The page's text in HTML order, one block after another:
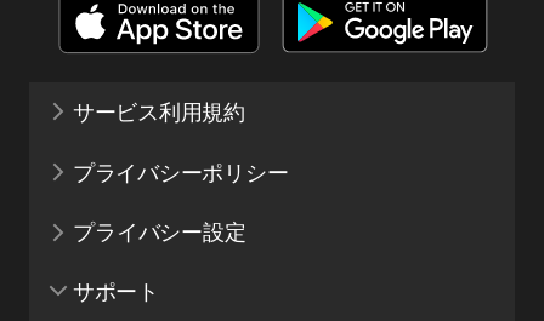
サービス利用規約
プライバシーポリシー
プライバシー設定
サポート